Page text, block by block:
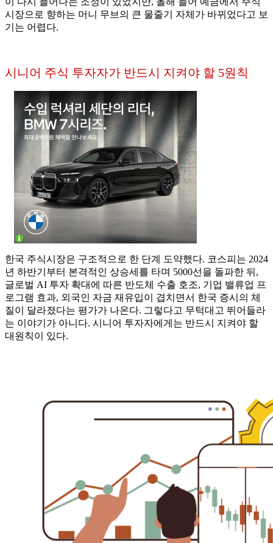
시장으로 향하는 머니 무브의 큰 물줄기 자체가 바뀌었다고 보
기는 어렵다.
시니어 주식 투자자가 반드시 지켜야 할 5원칙
한국 주식시장은 구조적으로 한 단계 도약했다. 코스피는 2024
년 하반기부터 본격적인 상승세를 타며 5000선을 돌파한 뒤,
글로벌 AI 투자 확대에 따른 반도체 수출 호조, 기업 밸류업 프
로그램 효과, 외국인 자금 재유입이 겹치면서 한국 증시의 체
질이 달라졌다는 평가가 나온다. 그렇다고 무턱대고 뛰어들라
는 이야기가 아니다. 시니어 투자자에게는 반드시 지켜야 할
대원칙이 있다.